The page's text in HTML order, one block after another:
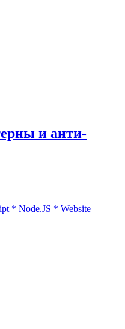
и анти-
* Node.JS * Website